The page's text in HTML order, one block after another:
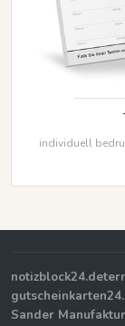
individuell
notizblock24.de
Sander Manufaktur